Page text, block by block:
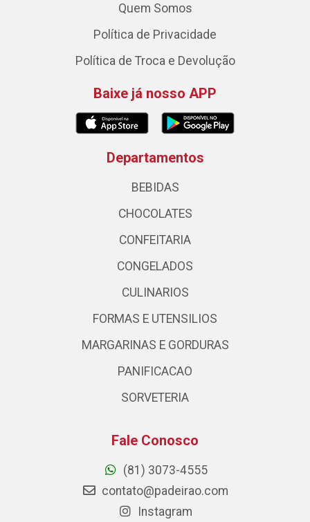
Quem Somos
Política de Privacidade
Política de Troca e Devolução
Baixe já nosso APP
Departamentos
BEBIDAS
CHOCOLATES
CONFEITARIA
CONGELADOS
CULINARIOS
FORMAS E UTENSILIOS
MARGARINAS E GORDURAS
PANIFICACAO
SORVETERIA
Fale Conosco
(81) 3073-4555
contato@padeirao.com
Instagram